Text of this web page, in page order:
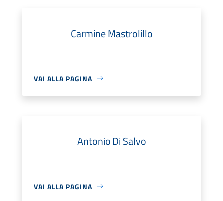
Carmine Mastrolillo
VAI ALLA PAGINA
Antonio Di Salvo
VAI ALLA PAGINA